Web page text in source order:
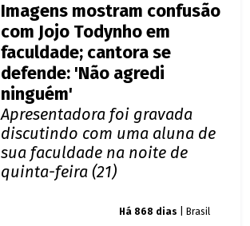
Imagens mostram confusão
com Jojo Todynho em
faculdade; cantora se
defende: 'Não agredi
ninguém'
Apresentadora foi gravada
discutindo com uma aluna de
sua faculdade na noite de
quinta-feira (21)
Há 868 dias | Brasil